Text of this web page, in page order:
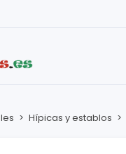
> Hípicas y establos >